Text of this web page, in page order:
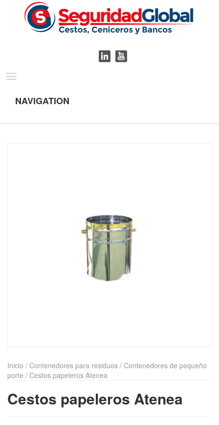
NAVIGATION
Inicio / Contenedores para residuos / Contenedores de pequeño
porte / Cestos papeleros Atenea
Cestos papeleros Atenea